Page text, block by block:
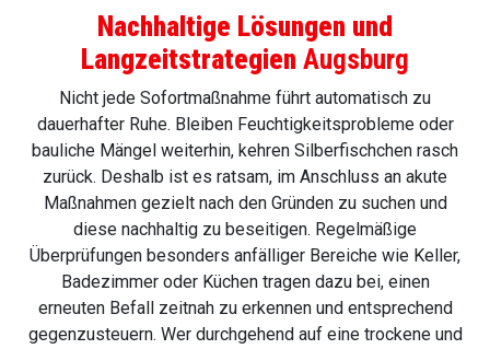
Nachhaltige Lösungen und
Langzeitstrategien Augsburg
Nicht jede Sofortmaßnahme führt automatisch zu
dauerhafter Ruhe. Bleiben Feuchtigkeitsprobleme oder
bauliche Mängel weiterhin, kehren Silberfischchen rasch
zurück. Deshalb ist es ratsam, im Anschluss an akute
Maßnahmen gezielt nach den Gründen zu suchen und
diese nachhaltig zu beseitigen. Regelmäßige
Überprüfungen besonders anfälliger Bereiche wie Keller,
Badezimmer oder Küchen tragen dazu bei, einen
erneuten Befall zeitnah zu erkennen und entsprechend
gegenzusteuern. Wer durchgehend auf eine trockene und